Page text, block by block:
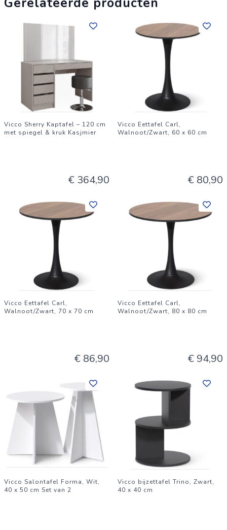
onvergetelijk - met Fenaro. --- Technische gegevens: Kleuren:
Frontkleur:
Afmetingen:
120 x 77.4 x 80 cm (BxHxD)
120-160 x 80 cm (BxD)
Tafelonderstel:
90 x 73,8 x 56,5 cm (BxHxD)
Spaanplaat
Extra Materiaal:
Melaminehars coating
Nettogewicht (Zonder Verpakking):
41.9 kg
Brutogewicht (Incl. Verpakking):
46.6 kg
Vicco Sherry Kaptafel – 120 cm
met spiegel & kruk Kasjmier
€ 364,90
Vicco Eettafel Carl,
Walnoot/Zwart, 60 x 60 cm
€ 80,90
Vicco Eettafel Carl,
Walnoot/Zwart, 70 x 70 cm
€ 86,90
Vicco Eettafel Carl,
Walnoot/Zwart, 80 x 80 cm
€ 94,90
Vicco Salontafel Forma, Wit,
40 x 50 cm Set van 2
Vicco bijzettafel Trino, Zwart,
40 x 40 cm